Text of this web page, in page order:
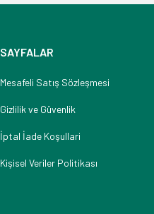
SAYFALAR
Mesafeli Satış Sözleşmesi
Gizlilik ve Güvenlik
İptal İade Koşullari
Kişisel Veriler Politikası